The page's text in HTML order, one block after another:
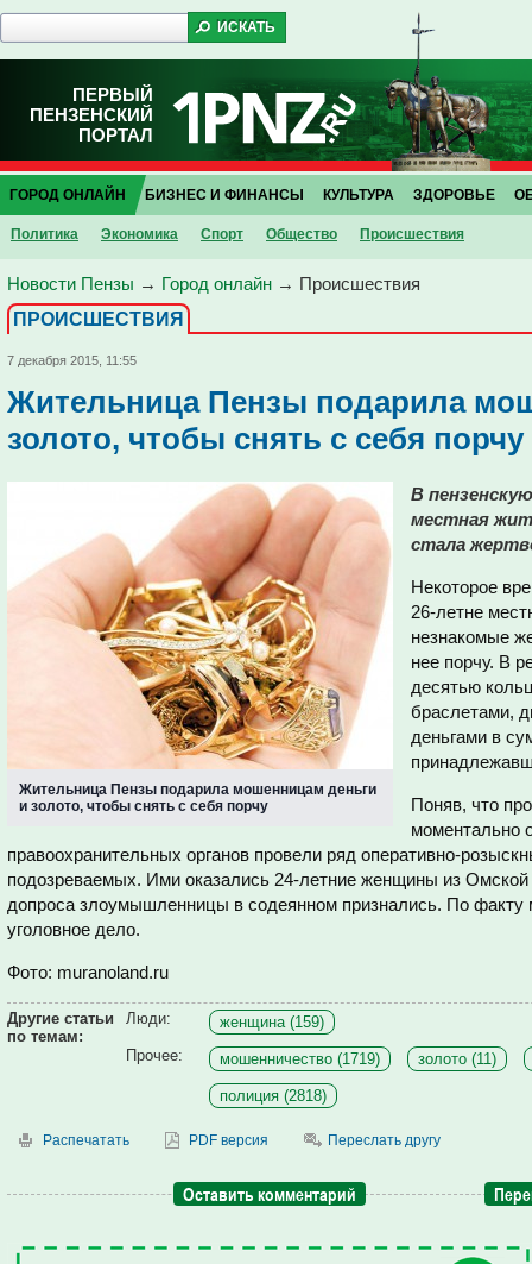
ПЕРВЫЙ
ПЕНЗЕНСКИЙ
ПОРТАЛ
ГОРОД ОНЛАЙН
Политика Экономика Спорт Общество Проиcшествия
БИЗНЕС И ФИНАНСЫ КУЛЬТУРА ЗДОРОВЬЕ
Новости Пензы → Город онлайн → Проиcшествия
ПРОИCШЕСТВИЯ
7 декабря 2015, 11:55
Жительница Пензы подарила
золото, чтобы снять с себя порчу
Жительница Пензы подарила мошенницам деньги
и золото, чтобы снять с себя порчу
В
местная
стала
Некоторое
26-летне
незнакомые
нее порчу. В
десятью
браслетами,
деньгами в
Поняв, что
моментально
правоохранительных органов провели ряд оперативно-
подозреваемых. Ими оказались 24-летние женщины из
допроса злоумышленницы в содеянном признались. По
уголовное дело.
Фото: muranoland.ru
Другие статьи
по темам:
Люди:
женщина (159)
Прочее:
мошенничество (1719) золото (11)
полиция (2818)
Распечатать PDF версия Переслать другу
Оставить комментарий